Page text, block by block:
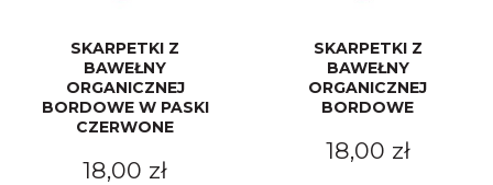
SKARPETKI Z
BAWEŁNY
ORGANICZNEJ
BORDOWE W PASKI
CZERWONE
18,00 zł
SKARPETKI Z
BAWEŁNY
ORGANICZNEJ
BORDOWE
18,00 zł